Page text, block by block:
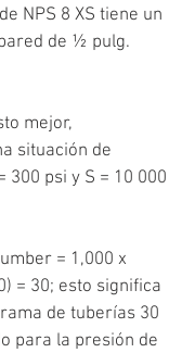
NPS 8 XS tiene un
de ½ pulg.
mejor,
situación de
300 psi y S = 10 000
= 1,000 x
= 30; esto significa
de tuberías 30
para la presión de